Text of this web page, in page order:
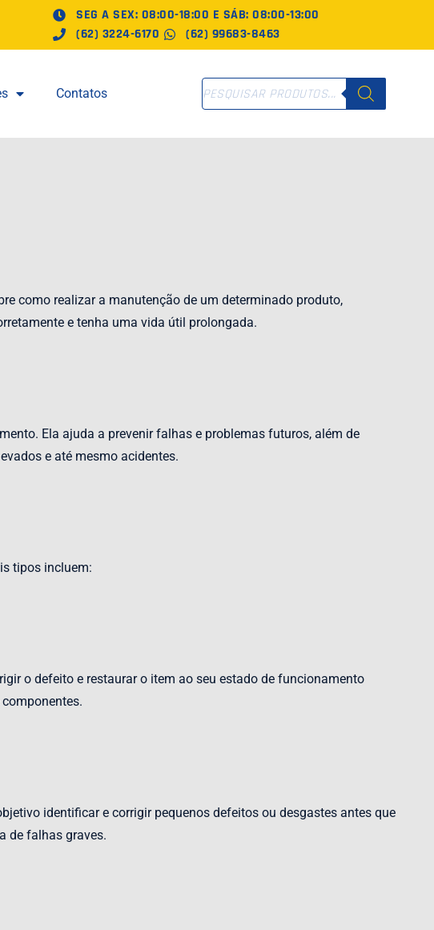
SEG A SEX: 08:00-18:00 E SÁB: 08:00-13:00
(62) 3224-6170
(62) 99683-8463
Contatos
PESQUISAR
PRODUTOS
como realizar a manutenção de um determinado produto,
e tenha uma vida útil prolongada.
Ela ajuda a prevenir falhas e problemas futuros, além de
e até mesmo acidentes.
tipos incluem:
o defeito e restaurar o item ao seu estado de funcionamento
identificar e corrigir pequenos defeitos ou desgastes antes que
de falhas graves.